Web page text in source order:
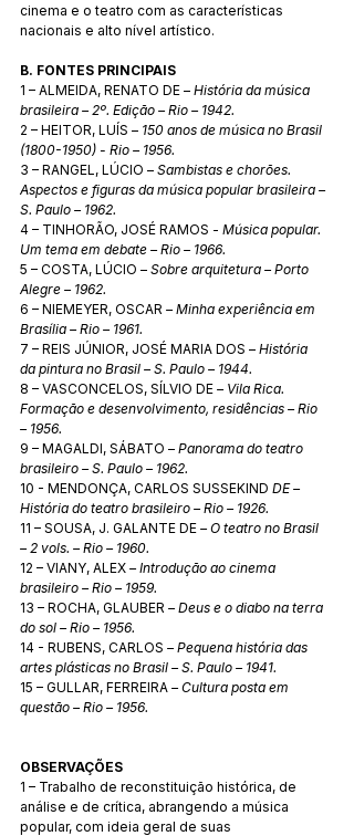
cinema e o teatro com as características
nacionais e alto nível artístico.
B. FONTES PRINCIPAIS
1 – ALMEIDA, RENATO DE – História da música
brasileira – 2º. Edição – Rio – 1942.
2 – HEITOR, LUÍS – 150 anos de música no Brasil
(1800-1950) - Rio – 1956.
3 – RANGEL, LÚCIO – Sambistas e chorões.
Aspectos e figuras da música popular brasileira –
S. Paulo – 1962.
4 – TINHORÃO, JOSÉ RAMOS - Música popular.
Um tema em debate – Rio – 1966.
5 – COSTA, LÚCIO – Sobre arquitetura – Porto
Alegre – 1962.
6 – NIEMEYER, OSCAR – Minha experiência em
Brasília – Rio – 1961.
7 – REIS JÚNIOR, JOSÉ MARIA DOS – História
da pintura no Brasil – S. Paulo – 1944.
8 – VASCONCELOS, SÍLVIO DE – Vila Rica.
Formação e desenvolvimento, residências – Rio
– 1956.
9 – MAGALDI, SÁBATO – Panorama do teatro
brasileiro – S. Paulo – 1962.
10 - MENDONÇA, CARLOS SUSSEKIND DE –
História do teatro brasileiro – Rio – 1926.
11 – SOUSA, J. GALANTE DE – O teatro no Brasil
– 2 vols. – Rio – 1960.
12 – VIANY, ALEX – Introdução ao cinema
brasileiro – Rio – 1959.
13 – ROCHA, GLAUBER – Deus e o diabo na terra
do sol – Rio – 1956.
14 - RUBENS, CARLOS – Pequena história das
artes plásticas no Brasil – S. Paulo – 1941.
15 – GULLAR, FERREIRA – Cultura posta em
questão – Rio – 1956.
OBSERVAÇÕES
1 – Trabalho de reconstituição histórica, de
análise e de crítica, abrangendo a música
popular, com ideia geral de suas